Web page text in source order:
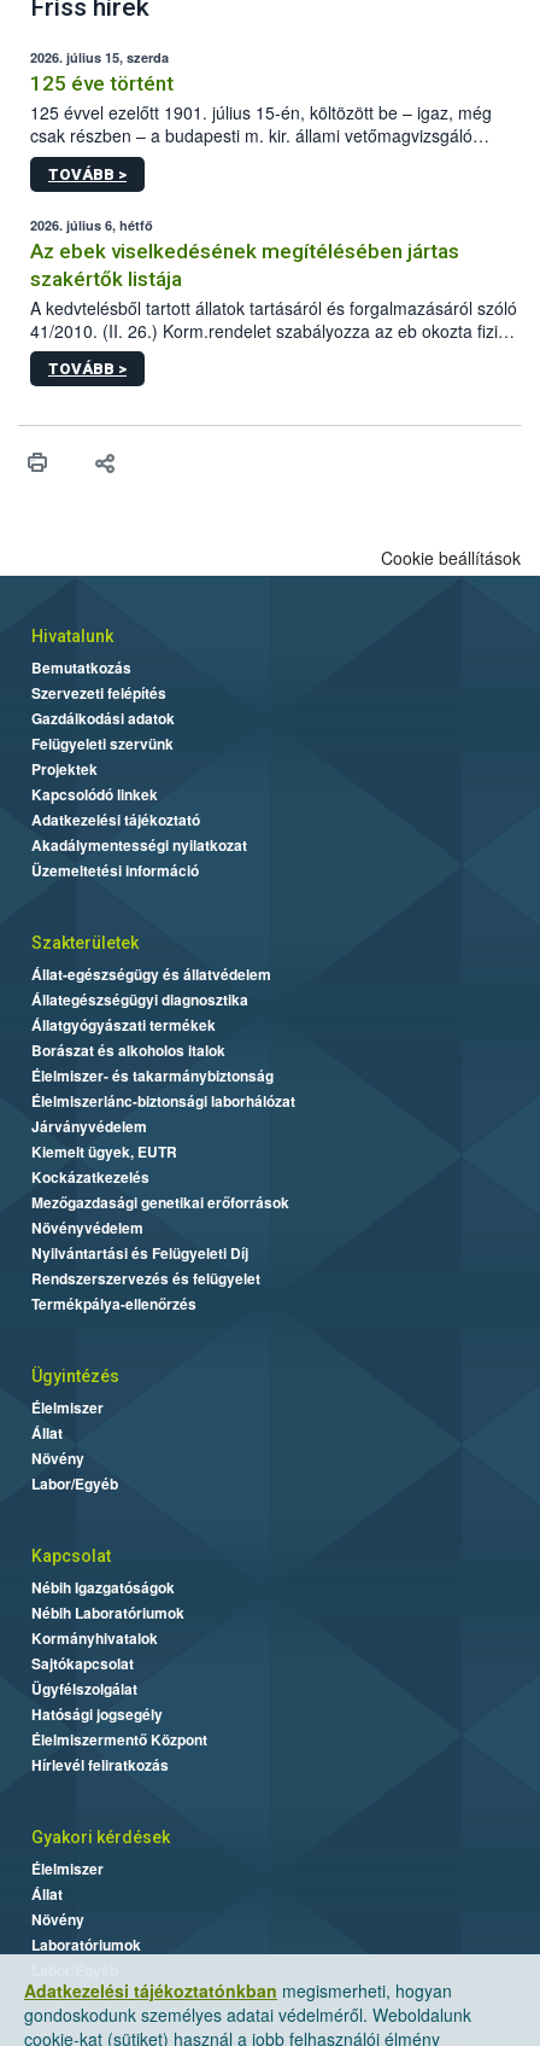
Friss hírek
2026. július 15, szerda
125 éve történt
125 évvel ezelőtt 1901. július 15-én, költözött be – igaz, még
csak részben – a budapesti m. kir. állami vetőmagvizsgáló
állomás a Kis Rókus utca 15. szám alatti, Czigler Győző által
tervezett új épületébe.
TOVÁBB >
2026. július 6, hétfő
Az ebek viselkedésének megítélésében jártas
szakértők listája
A kedvtelésből tartott állatok tartásáról és forgalmazásáról szóló
41/2010. (II. 26.) Korm.rendelet szabályozza az eb okozta fizikai
sérülés, illetve ennek veszélye keletkezésekor felmerülő
hatósági feladatokat, valamint a veszélyes eb tartását és annak
vonni az ebek viselkedésének megítélésében jártas szakértőt.
TOVÁBB >
Adatkezelési tájékoztatónkban megismerheti, hogyan
gondoskodunk személyes adatai védelméről. Weboldalunk
cookie-kat (sütiket) használ a jobb felhasználói élmény
Cookie beállítások
Hivatalunk
Bemutatkozás
Szervezeti felépítés
Gazdálkodási adatok
Felügyeleti szervünk
Projektek
Kapcsolódó linkek
Adatkezelési tájékoztató
Akadálymentességi nyilatkozat
Üzemeltetési információ
Szakterületek
Állat-egészségügy és állatvédelem
Állategészségügyi diagnosztika
Állatgyógyászati termékek
Borászat és alkoholos italok
Élelmiszer- és takarmánybiztonság
Élelmiszerlánc-biztonsági laborhálózat
Járványvédelem
Kiemelt ügyek, EUTR
Kockázatkezelés
Mezőgazdasági genetikai erőforrások
Növényvédelem
Nyilvántartási és Felügyeleti Díj
Rendszerszervezés és felügyelet
Termékpálya-ellenőrzés
Ügyintézés
Élelmiszer
Állat
Növény
Labor/Egyéb
Kapcsolat
Nébih Igazgatóságok
Nébih Laboratóriumok
Kormányhivatalok
Sajtókapcsolat
Ügyfélszolgálat
Hatósági jogsegély
Élelmiszermentő Központ
Hírlevél feliratkozás
Gyakori kérdések
Élelmiszer
Állat
Növény
Laboratóriumok